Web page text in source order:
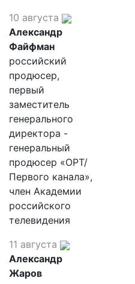
10 августа
Александр
Файфман
российский
продюсер,
первый
заместитель
генерального
директора -
генеральный
продюсер «ОРТ/
Первого канала»,
член Академии
российского
телевидения
11 августа
Александр
Жаров